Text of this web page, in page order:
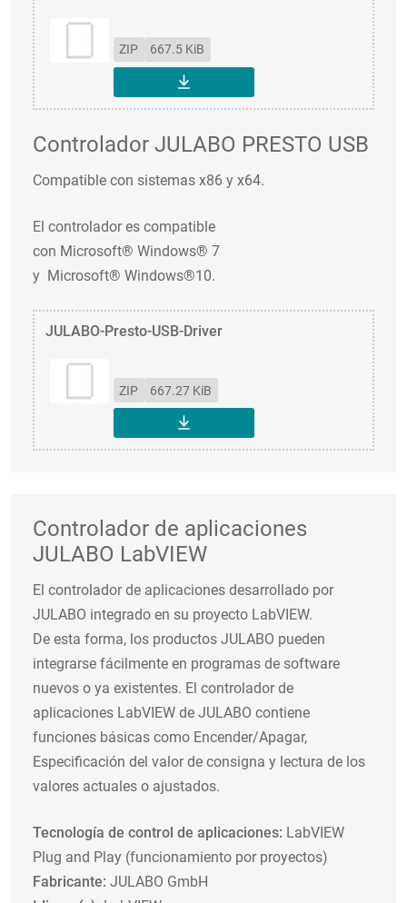
ZIP 667.5 KiB
DESCARGAR
Controlador JULABO PRESTO USB
Compatible con sistemas x86 y x64.
El controlador es compatible
con Microsoft® Windows® 7
y Microsoft® Windows®10.
JULABO-Presto-USB-Driver
ZIP 667.27 KiB
DESCARGAR
Controlador de aplicaciones
JULABO LabVIEW
El controlador de aplicaciones desarrollado por
JULABO integrado en su proyecto LabVIEW.
De esta forma, los productos JULABO pueden
integrarse fácilmente en programas de software
nuevos o ya existentes. El controlador de
aplicaciones LabVIEW de JULABO contiene
funciones básicas como Encender/Apagar,
Especificación del valor de consigna y lectura de los
valores actuales o ajustados.
Tecnología de control de aplicaciones: LabVIEW
Plug and Play (funcionamiento por proyectos)
Fabricante: JULABO GmbH